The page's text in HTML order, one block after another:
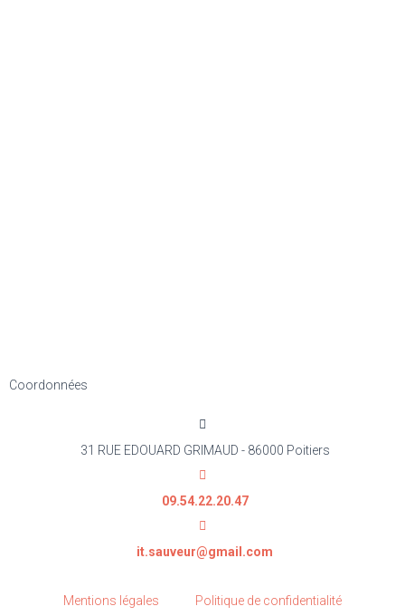
Coordonnées
31 RUE EDOUARD GRIMAUD - 86000 Poitiers
09.54.22.20.47
it.sauveur@gmail.com
Mentions légales Politique de confidentialité